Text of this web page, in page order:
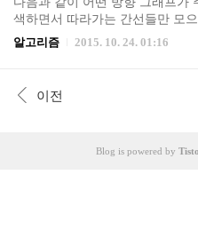
제에 대해 접근하면 엄청난 메모
수 없습니다. 위 문제는 뤼카의
다..
색하면서 따라가는 간선들만 모
정점에서 dfs함수를 호출해서 dfs
합니다. 그래프의 DFS 스패닝
간선을 네가지 중 하나로 분류할
역방향 간선(backward edge) : 스
알고리즘 2015. 10. 24. 01:16
이전
Blog is powered by